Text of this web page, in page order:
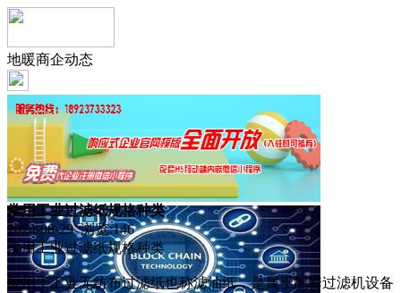
地暖商企动态
常用工业过滤纸规格种类
2024-08-29 浏览:146
常用工业过滤纸规格种类
应用于工业无纺布过滤纸也称滤油纸，是属于配套过滤机设备